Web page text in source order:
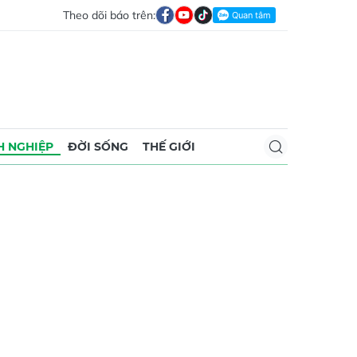
Theo dõi báo trên:
NGHIỆP ĐỜI SỐNG THẾ GIỚI